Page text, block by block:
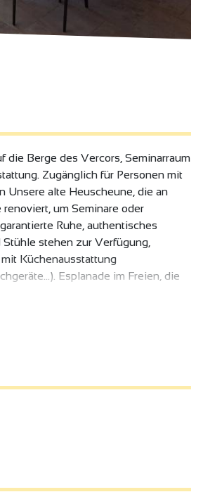
Berge des Vercors, Seminarraum
Zugänglich für Personen mit
Unsere alte Heuscheune, die an
um Seminare oder
Ruhe, authentisches
stehen zur Verfügung,
Küchenausstattung
Esplanade im Freien, die